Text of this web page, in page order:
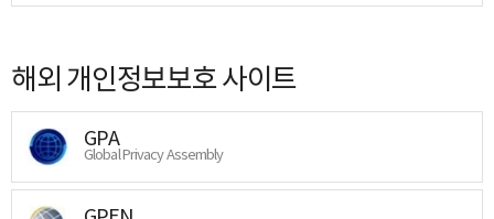
해외 개인정보보호 사이트
GPA
Global Privacy Assembly